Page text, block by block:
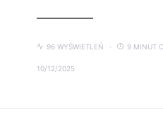
96 WYŚWIETLEŃ 9 MINUT
10/12/2025